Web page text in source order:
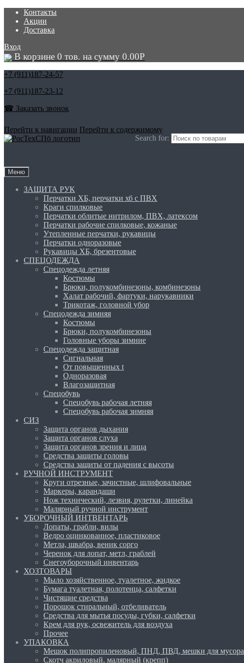
Контакты
Акции
Доставка
Вход
В корзине 0 тов. на сумму 0.00Р
+7 (911)187-24-57
+7 (911)187-23-12
☎ Заказать звонок
Search for:
Перейти к навигации Перейти к содержимому
Меню
ЗАЩИТА РУК
Перчатки ХБ, перчатки хб с ПВХ
Краги спилковые
Перчатки облитые нитрилом, ПВХ, латексом
Перчатки рабочие спилковые, кожаные
Утепленные перчатки, рукавицы
Перчатки одноразовые
Рукавицы ХБ, брезентовые
СПЕЦОДЕЖДА
Спецодежда летняя
Костюмы
Брюки, полукомбинезоны, комбинезоны
Халат рабочий, фартуки, нарукавники
Трикотаж, головной убор
Спецодежда зимняя
Костюмы
Брюки, полукомбинезоны
Головные уборы зимние
Спецодежда защитная
Сигнальная
От повышенных t
Одноразовая
Влагозащитная
Спецобувь
Спецобувь рабочая летняя
Спецобувь рабочая зимняя
СИЗ
Защита органов дыхания
Защита органов слуха
Защита органов зрения и лица
Средства защиты головы
Средства защиты от падения с высоты
РУЧНОЙ ИНСТРУМЕНТ
Круги отрезные, зачистные, шлифовальные
Маркеры, карандаши
Нож технический, лезвия, рулетки, линейка
Малярный ручной инструмент
УБОРОЧНЫЙ ИНТВЕНТАРЬ
Лопаты, грабли, вилы
Ведро оцинкованное, пластиковое
Метла, швабра, веник сорго
Черенок для лопат, метл, граблей
Снегоуборочный инвентарь
ХОЗТОВАРЫ
Мыло хозяйственное, туалетное, жидкое
Бумага туалетная, полотенца, салфетки
Чистящие средства
Порошок стиральный, отбеливатель
Средства для мытья посуды, губки, салфетки
Крем для рук, освежитель для воздуха
Прочее
УПАКОВКА
Мешок полипропиленовый, ПНД, ПВД, мешки для мусора
Скотч акриловый, малярный (крепп)